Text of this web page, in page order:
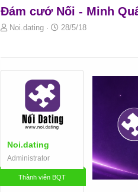
Đám cướ Nối - Minh
B
đ
ầ
Noi.dating
N
y
b
u
28/5/18
Noi.dating
Administrator
Thành viên BQT